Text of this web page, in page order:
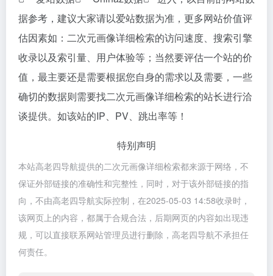
据参考，建议大家请以爱站数据为准，更多网站价值评
估因素如：二次元画像详细检索的访问速度、搜索引擎
收录以及索引量、用户体验等；当然要评估一个站的价
值，最主要还是需要根据您自身的需求以及需要，一些
确切的数据则需要找二次元画像详细检索的站长进行洽
谈提供。如该站的IP、PV、跳出率等！
特别声明
本站高老四导航提供的二次元画像详细检索都来源于网络，不
保证外部链接的准确性和完整性，同时，对于该外部链接的指
向，不由高老四导航实际控制，在2025-05-03 14:58收录时，
该网页上的内容，都属于合规合法，后期网页的内容如出现违
规，可以直接联系网站管理员进行删除，高老四导航不承担任
何责任。